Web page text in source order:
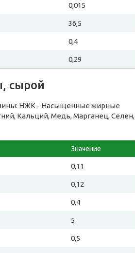
0,015
36,5
0,4
0,29
сырой
НЖК - Насыщенные жирные
Кальций, Медь, Марганец, Селен,
Значение
0,11
0,12
0,4
5
0,5